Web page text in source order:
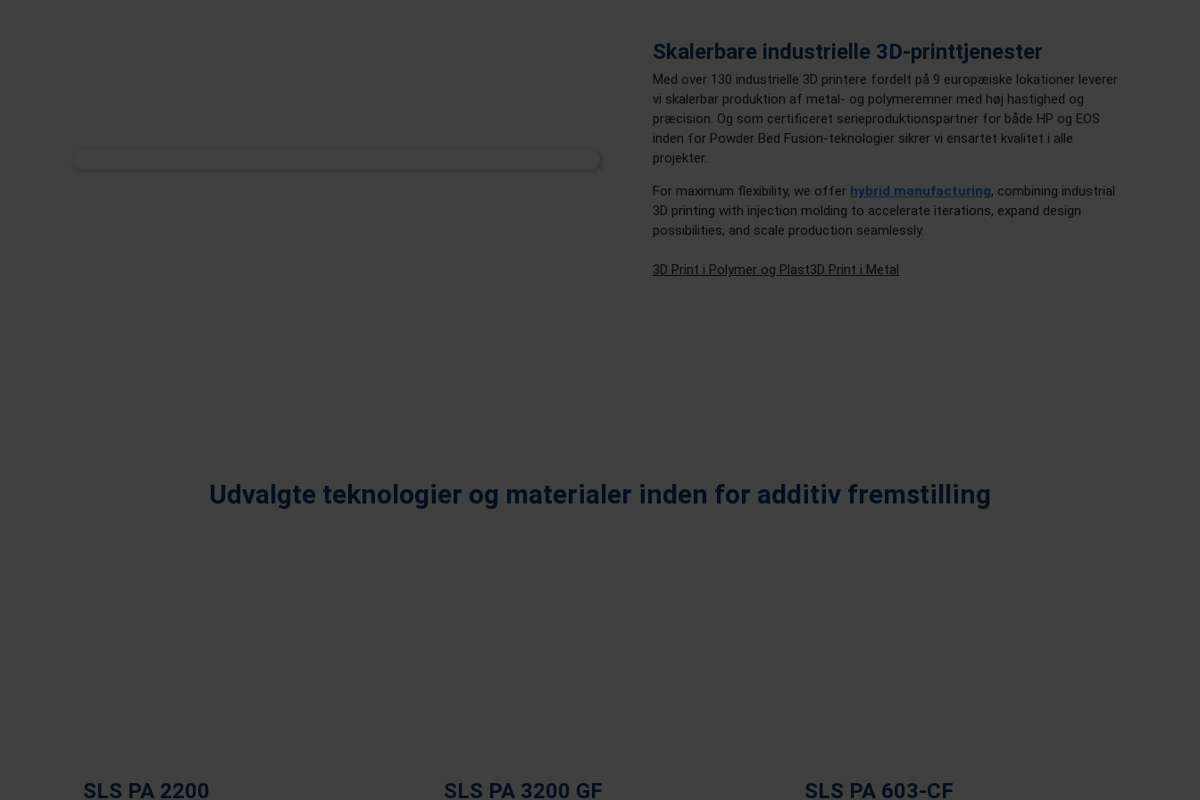
Skalerbare industrielle 3D-printtjenester
Med over 130 industrielle 3D printere fordelt på 9 europæiske lokationer leverer
vi skalerbar produktion af metal- og polymeremner med høj hastighed og
præcision. Og som certificeret serieproduktionspartner for både HP og EOS
inden for Powder Bed Fusion-teknologier sikrer vi ensartet kvalitet i alle
projekter.
For maximum flexibility, we offer hybrid manufacturing, combining industrial
3D printing with injection molding to accelerate iterations, expand design
possibilities, and scale production seamlessly.
3D Print i Polymer og Plast3D Print i Metal
Udvalgte teknologier og materialer inden for additiv fremstilling
Multi Jet Fusion Selective Laser Sintering Stereolitograpfi Fused Deposition Modelling
SLS PA 2200 SLS PA 3200 GF SLS PA 603-CF